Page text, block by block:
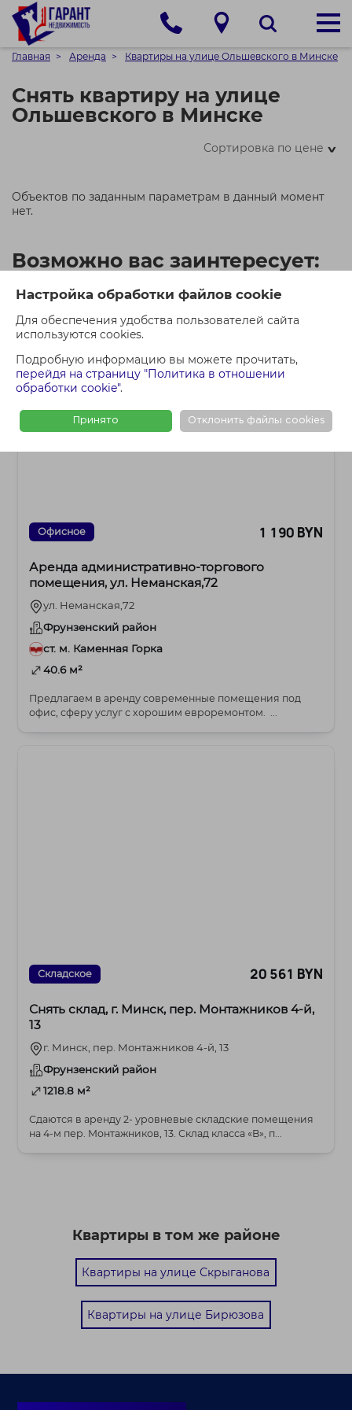
Настройка обработки файлов cookie
Для обеспечения удобства пользователей сайта
используются cookies.
Подробную информацию вы можете прочитать,
перейдя на страницу "Политика в отношении
обработки cookie".
Принято Отклонить файлы cookies
Главная Аренда Квартиры на улице Ольшевского в Минске
Снять квартиру на улице
Ольшевского в Минске
Сортировка по цене>
Объектов по заданным параметрам в данный момент
нет.
Возможно вас заинтересует:
Офисное 1 190 BYN
Аренда административно-торгового
помещения, ул. Неманская,72
ул. Неманская,72
Фрунзенский район
ст. м. Каменная Горка
40.6 м²
Предлагаем в аренду современные помещения под
офис, сферу услуг с хорошим евроремонтом. ...
Складское 20 561 BYN
Снять склад, г. Минск, пер. Монтажников 4-й,
13
г. Минск, пер. Монтажников 4-й, 13
Фрунзенский район
1218.8 м²
Сдаются в аренду 2- уровневые складские помещения
на 4-м пер. Монтажников, 13. Склад класса «В», п...
Квартиры в том же районе
Квартиры на улице Скрыганова
Квартиры на улице Бирюзова